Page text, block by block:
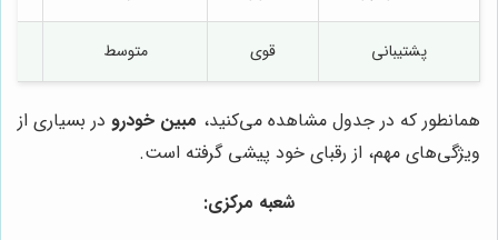
پشتیبانی قوی متوسط
همانطور که در جدول مشاهده می‌کنید، مبین خودرو در بسیاری از
ویژگی‌های مهم، از رقبای خود پیشی گرفته است.
شعبه مرکزی: